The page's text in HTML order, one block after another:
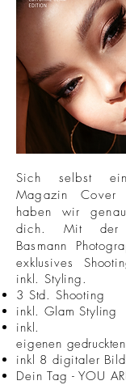
Sich selbst
Magazin Cover
haben wir
dich. Mit der
Basmann
exklusives
inkl. Styling.
3 Std. Shooting
inkl. Glam Styling
inkl.
eigenen gedruckten
inkl 8 digitaler
Dein Tag - YOU